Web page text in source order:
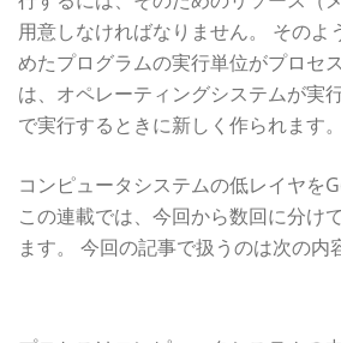
用意しなければなりません。 そのよ
めたプログラムの実行単位がプロセ
は、オペレーティングシステムが実
で実行するときに新しく作られます。
コンピュータシステムの低レイヤを
この連載では、今回から数回に分け
ます。 今回の記事で扱うのは次の内